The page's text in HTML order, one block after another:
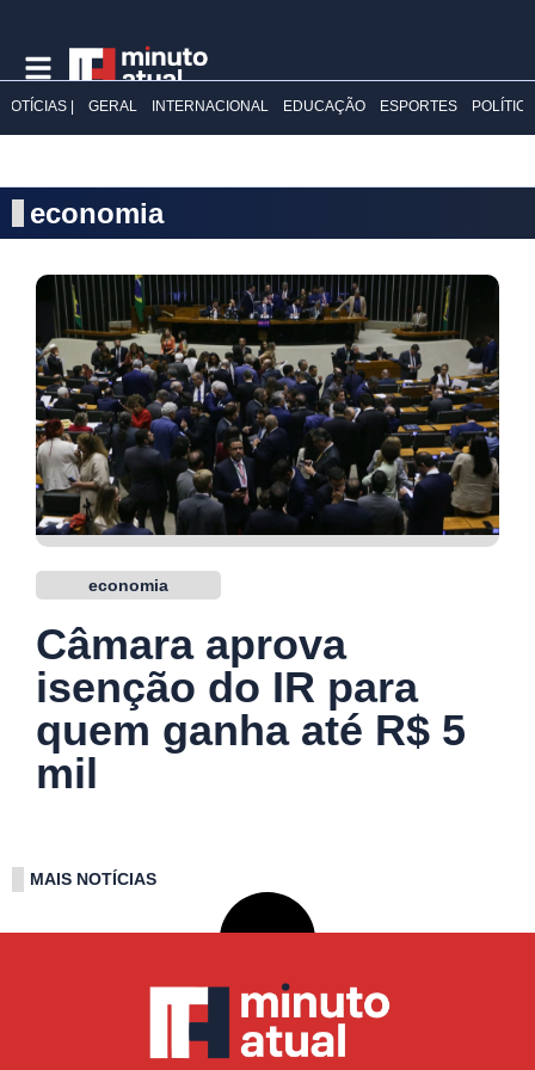
| GERAL INTERNACIONAL EDUCAÇÃO ESPORTES POLÍTICA
economia
economia
Câmara aprova
isenção do IR para
quem ganha até R$ 5
mil
MAIS NOTÍCIAS